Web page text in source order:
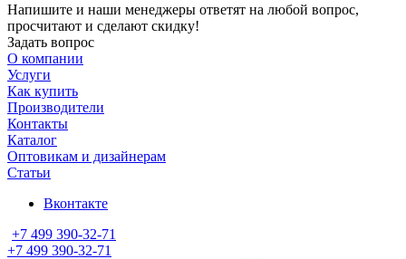
Напишите и наши менеджеры ответят на любой вопрос,
просчитают и сделают скидку!
Задать вопрос
О компании
Услуги
Как купить
Производители
Контакты
Каталог
Оптовикам и дизайнерам
Статьи
Вконтакте
+7 499 390-32-71
+7 499 390-32-71